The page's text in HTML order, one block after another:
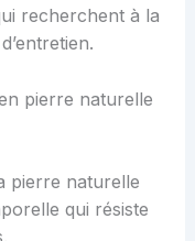
recherchent à la
pierre naturelle
pierre naturelle
qui résiste